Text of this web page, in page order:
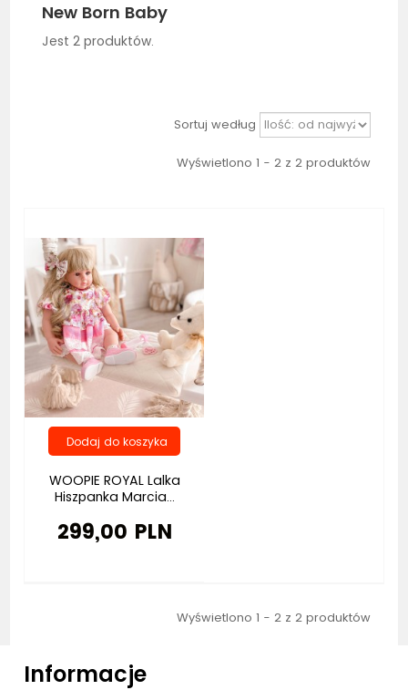
New Born Baby
Jest 2 produktów.
Sortuj według
Wyświetlono 1 - 2 z 2 produktów
WOOPIE ROYAL Lalka
Hiszpanka Marcia...
299,00 PLN
Wyświetlono 1 - 2 z 2 produktów
Informacje